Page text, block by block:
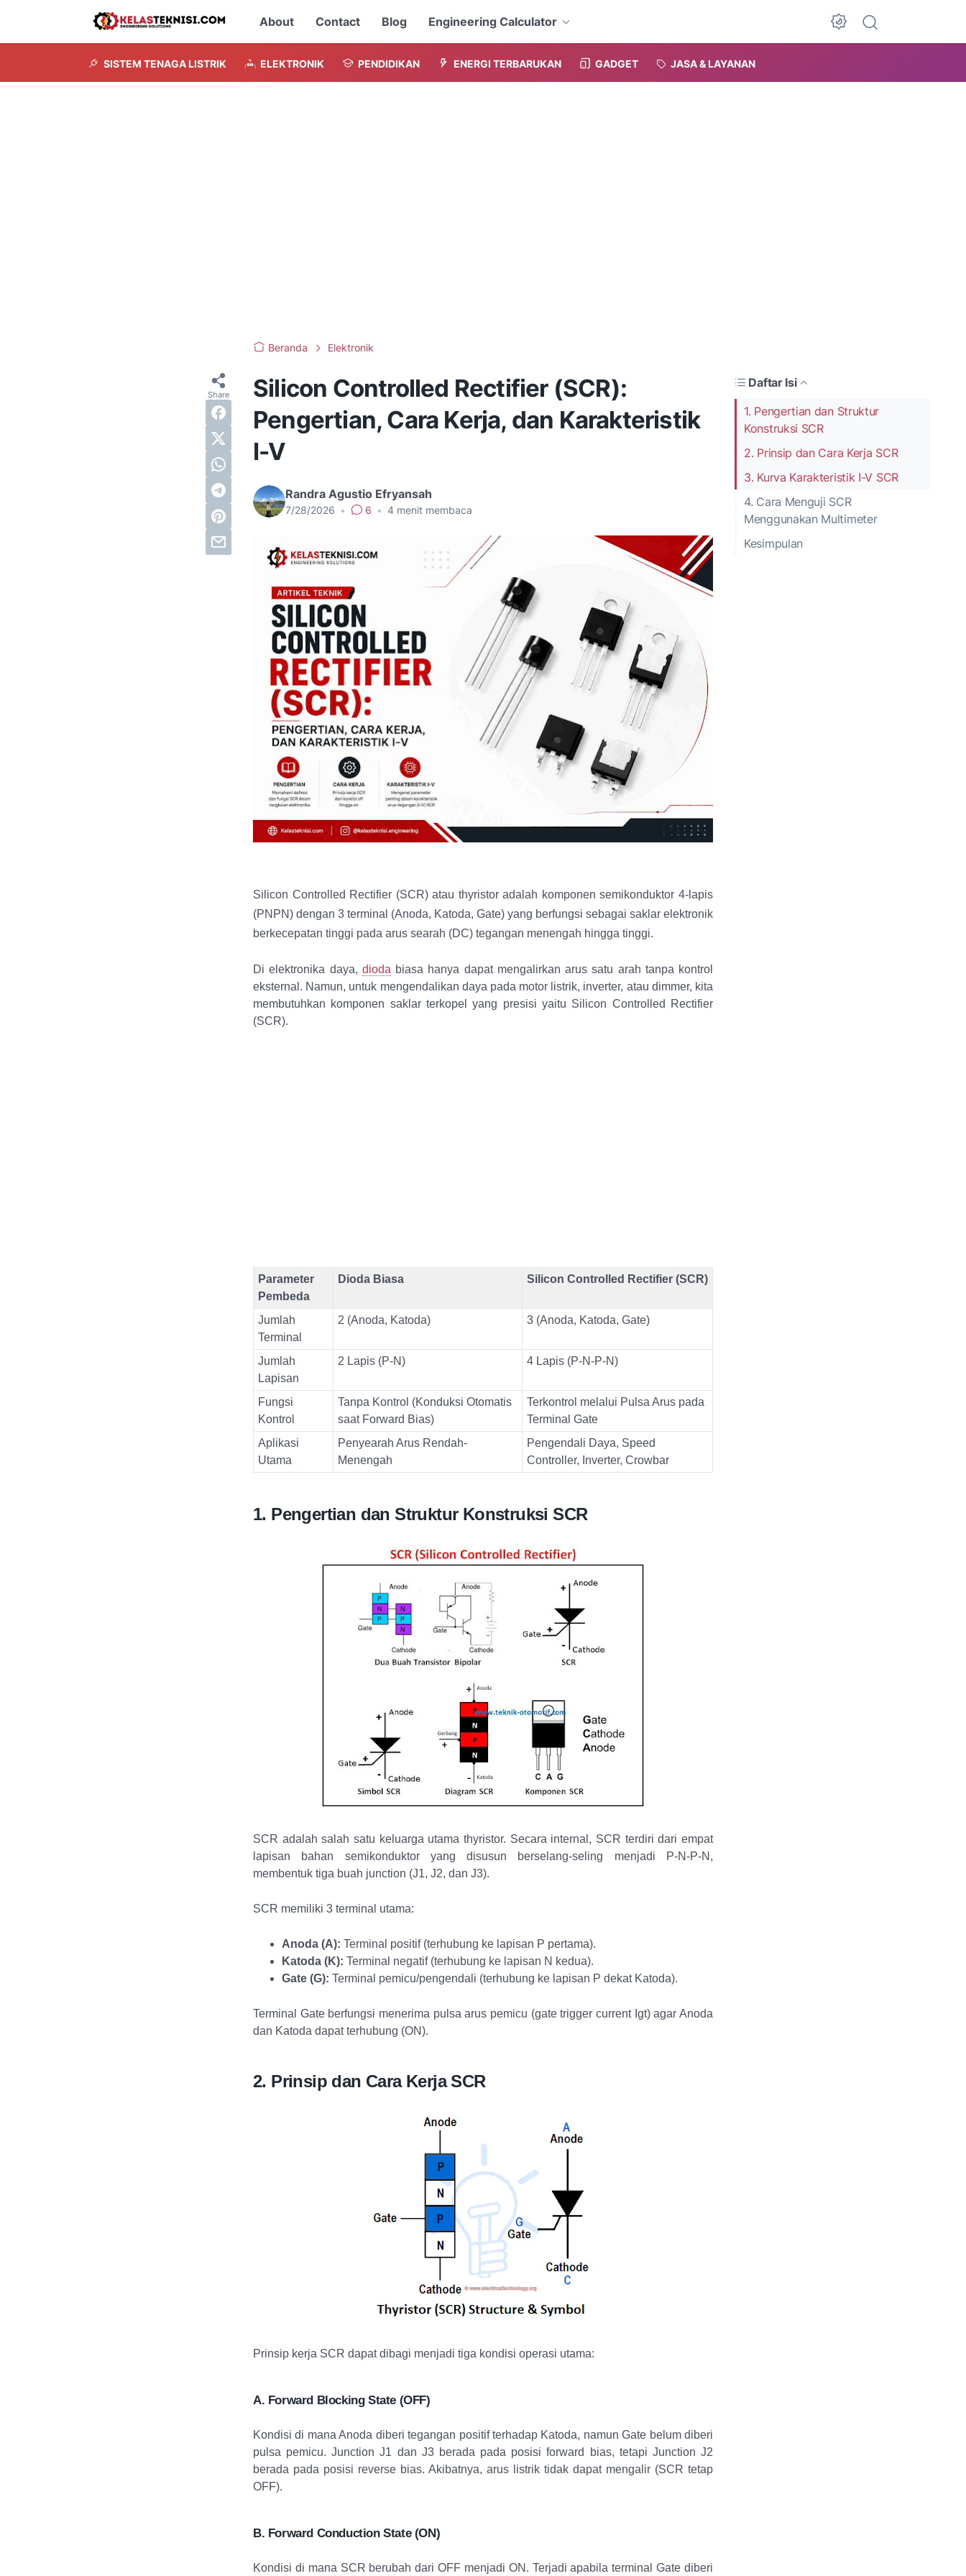
About Contact Blog Engineering Calculator
Dark Mode
SISTEM TENAGA LISTRIK ELEKTRONIK PENDIDIKAN ENERGI TERBARUKAN GADGET JASA & LAYANAN
Beranda Elektronik
Silicon Controlled Rectifier (SCR):
Pengertian, Cara Kerja, dan Karakteristik
I-V
Randra Agustio Efryansah
7/28/2026 • 6 • 4 menit membaca
Daftar Isi
1. Pengertian dan Struktur
Konstruksi SCR
2. Prinsip dan Cara Kerja SCR
3. Kurva Karakteristik I-V SCR
4. Cara Menguji SCR
Menggunakan Multimeter
Kesimpulan
Silicon Controlled Rectifier (SCR) atau thyristor adalah komponen semikonduktor 4-lapis
(PNPN) dengan 3 terminal (Anoda, Katoda, Gate) yang berfungsi sebagai saklar elektronik
berkecepatan tinggi pada arus searah (DC) tegangan menengah hingga tinggi.
Di elektronika daya, dioda biasa hanya dapat mengalirkan arus satu arah tanpa kontrol
eksternal. Namun, untuk mengendalikan daya pada motor listrik, inverter, atau dimmer, kita
membutuhkan komponen saklar terkopel yang presisi yaitu Silicon Controlled Rectifier
(SCR).
Parameter
Pembeda
Dioda Biasa Silicon Controlled Rectifier (SCR)
Jumlah
Terminal
2 (Anoda, Katoda) 3 (Anoda, Katoda, Gate)
Jumlah
Lapisan
2 Lapis (P-N) 4 Lapis (P-N-P-N)
Fungsi
Kontrol
Tanpa Kontrol (Konduksi Otomatis
saat Forward Bias)
Terkontrol melalui Pulsa Arus pada
Terminal Gate
Aplikasi
Utama
Penyearah Arus Rendah-
Menengah
Pengendali Daya, Speed
Controller, Inverter, Crowbar
1. Pengertian dan Struktur Konstruksi SCR
SCR adalah salah satu keluarga utama thyristor. Secara internal, SCR terdiri dari empat
lapisan bahan semikonduktor yang disusun berselang-seling menjadi P-N-P-N,
membentuk tiga buah junction (J1, J2, dan J3).
SCR memiliki 3 terminal utama:
Anoda (A): Terminal positif (terhubung ke lapisan P pertama).
Katoda (K): Terminal negatif (terhubung ke lapisan N kedua).
Gate (G): Terminal pemicu/pengendali (terhubung ke lapisan P dekat Katoda).
Terminal Gate berfungsi menerima pulsa arus pemicu (gate trigger current Igt) agar Anoda
dan Katoda dapat terhubung (ON).
2. Prinsip dan Cara Kerja SCR
Prinsip kerja SCR dapat dibagi menjadi tiga kondisi operasi utama:
A. Forward Blocking State (OFF)
Kondisi di mana Anoda diberi tegangan positif terhadap Katoda, namun Gate belum diberi
pulsa pemicu. Junction J1 dan J3 berada pada posisi forward bias, tetapi Junction J2
berada pada posisi reverse bias. Akibatnya, arus listrik tidak dapat mengalir (SCR tetap
OFF).
B. Forward Conduction State (ON)
Kondisi di mana SCR berubah dari OFF menjadi ON. Terjadi apabila terminal Gate diberi